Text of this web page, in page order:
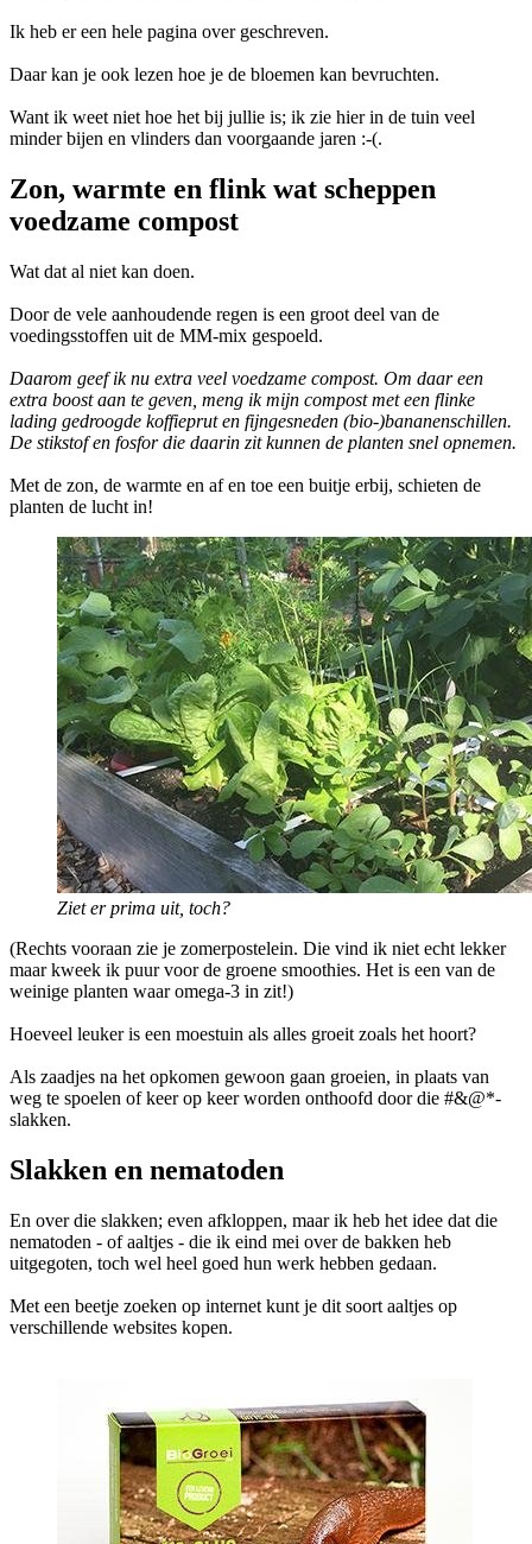
Ik heb er een hele pagina over geschreven.
Daar kan je ook lezen hoe je de bloemen kan bevruchten.
Want ik weet niet hoe het bij jullie is; ik zie hier in de tuin veel
minder bijen en vlinders dan voorgaande jaren :-(.
Zon, warmte en flink wat scheppen
voedzame compost
Wat dat al niet kan doen.
Door de vele aanhoudende regen is een groot deel van de
voedingsstoffen uit de MM-mix gespoeld.
Daarom geef ik nu extra veel voedzame compost. Om daar een
extra boost aan te geven, meng ik mijn compost met een flinke
lading gedroogde koffieprut en fijngesneden (bio-)bananenschillen.
De stikstof en fosfor die daarin zit kunnen de planten snel opnemen.
Met de zon, de warmte en af en toe een buitje erbij, schieten de
planten de lucht in!
Ziet er prima uit, toch?
(Rechts vooraan zie je zomerpostelein. Die vind ik niet echt lekker
maar kweek ik puur voor de groene smoothies. Het is een van de
weinige planten waar omega-3 in zit!)
Hoeveel leuker is een moestuin als alles groeit zoals het hoort?
Als zaadjes na het opkomen gewoon gaan groeien, in plaats van
weg te spoelen of keer op keer worden onthoofd door die #&@*-
slakken.
Slakken en nematoden
En over die slakken; even afkloppen, maar ik heb het idee dat die
nematoden - of aaltjes - die ik eind mei over de bakken heb
uitgegoten, toch wel heel goed hun werk hebben gedaan.
Met een beetje zoeken op internet kunt je dit soort aaltjes op
verschillende websites kopen.